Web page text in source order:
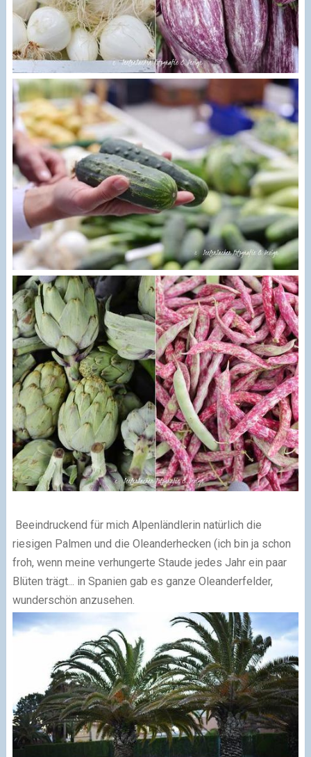
Beeindruckend für mich Alpenländlerin natürlich die
riesigen Palmen und die Oleanderhecken (ich bin ja schon
froh, wenn meine verhungerte Staude jedes Jahr ein paar
Blüten trägt... in Spanien gab es ganze Oleanderfelder,
wunderschön anzusehen.